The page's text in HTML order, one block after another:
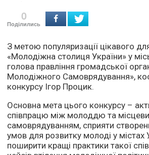
0
Поділились
З метою популяризації цікавого
«Молодіжна столиця України» у
голова правління громадської
Молодіжного Самоврядування»,
конкурсу Ігор Процик.
Основна мета цього конкурсу –
співпрацю між молоддю та
самоврядуванням, сприяти
умов для розвитку молоді у містах
поширити кращі практикитакої